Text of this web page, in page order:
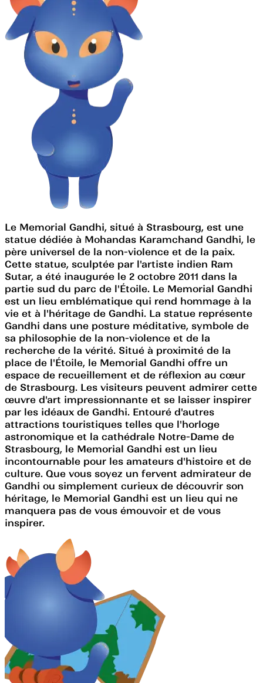
Le Memorial Gandhi, situé à Strasbourg, est une
statue dédiée à Mohandas Karamchand Gandhi, le
père universel de la non-violence et de la paix.
Cette statue, sculptée par l'artiste indien Ram
Sutar, a été inaugurée le 2 octobre 2011 dans la
partie sud du parc de l'Étoile. Le Memorial Gandhi
est un lieu emblématique qui rend hommage à la
vie et à l'héritage de Gandhi. La statue représente
Gandhi dans une posture méditative, symbole de
sa philosophie de la non-violence et de la
recherche de la vérité. Situé à proximité de la
place de l'Étoile, le Memorial Gandhi offre un
espace de recueillement et de réflexion au cœur
de Strasbourg. Les visiteurs peuvent admirer cette
œuvre d'art impressionnante et se laisser inspirer
par les idéaux de Gandhi. Entouré d'autres
attractions touristiques telles que l'horloge
astronomique et la cathédrale Notre-Dame de
Strasbourg, le Memorial Gandhi est un lieu
incontournable pour les amateurs d'histoire et de
culture. Que vous soyez un fervent admirateur de
Gandhi ou simplement curieux de découvrir son
héritage, le Memorial Gandhi est un lieu qui ne
manquera pas de vous émouvoir et de vous
inspirer.